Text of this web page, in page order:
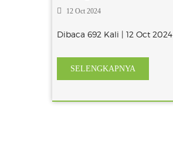
12 Oct 2024
Dibaca 692 Kali | 12 Oct 2024
SELENGKAPNYA